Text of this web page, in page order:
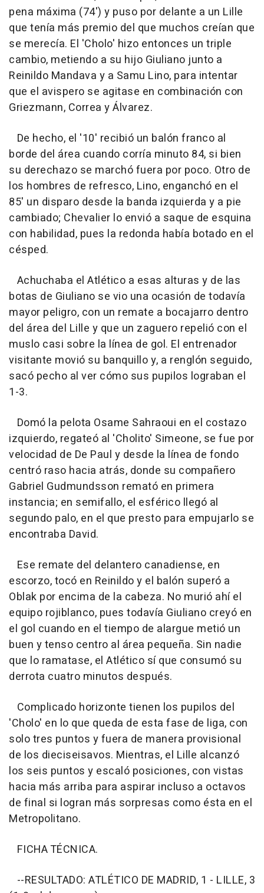
pena máxima (74') y puso por delante a un Lille
que tenía más premio del que muchos creían que
se merecía. El 'Cholo' hizo entonces un triple
cambio, metiendo a su hijo Giuliano junto a
Reinildo Mandava y a Samu Lino, para intentar
que el avispero se agitase en combinación con
Griezmann, Correa y Álvarez.
De hecho, el '10' recibió un balón franco al
borde del área cuando corría minuto 84, si bien
su derechazo se marchó fuera por poco. Otro de
los hombres de refresco, Lino, enganchó en el
85' un disparo desde la banda izquierda y a pie
cambiado; Chevalier lo envió a saque de esquina
con habilidad, pues la redonda había botado en el
césped.
Achuchaba el Atlético a esas alturas y de las
botas de Giuliano se vio una ocasión de todavía
mayor peligro, con un remate a bocajarro dentro
del área del Lille y que un zaguero repelió con el
muslo casi sobre la línea de gol. El entrenador
visitante movió su banquillo y, a renglón seguido,
sacó pecho al ver cómo sus pupilos lograban el
1-3.
Domó la pelota Osame Sahraoui en el costazo
izquierdo, regateó al 'Cholito' Simeone, se fue por
velocidad de De Paul y desde la línea de fondo
centró raso hacia atrás, donde su compañero
Gabriel Gudmundsson remató en primera
instancia; en semifallo, el esférico llegó al
segundo palo, en el que presto para empujarlo se
encontraba David.
Ese remate del delantero canadiense, en
escorzo, tocó en Reinildo y el balón superó a
Oblak por encima de la cabeza. No murió ahí el
equipo rojiblanco, pues todavía Giuliano creyó en
el gol cuando en el tiempo de alargue metió un
buen y tenso centro al área pequeña. Sin nadie
que lo ramatase, el Atlético sí que consumó su
derrota cuatro minutos después.
Complicado horizonte tienen los pupilos del
'Cholo' en lo que queda de esta fase de liga, con
solo tres puntos y fuera de manera provisional
de los dieciseisavos. Mientras, el Lille alcanzó
los seis puntos y escaló posiciones, con vistas
hacia más arriba para aspirar incluso a octavos
de final si logran más sorpresas como ésta en el
Metropolitano.
FICHA TÉCNICA.
--RESULTADO: ATLÉTICO DE MADRID, 1 - LILLE, 3